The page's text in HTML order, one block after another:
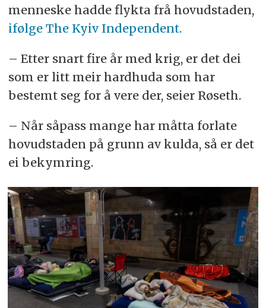
menneske hadde flykta frå hovudstaden,
ifølge The Kyiv Independent.
– Etter snart fire år med krig, er det dei
som er litt meir hardhuda som har
bestemt seg for å vere der, seier Røseth.
– Når såpass mange har måtta forlate
hovudstaden på grunn av kulda, så er det
ei bekymring.